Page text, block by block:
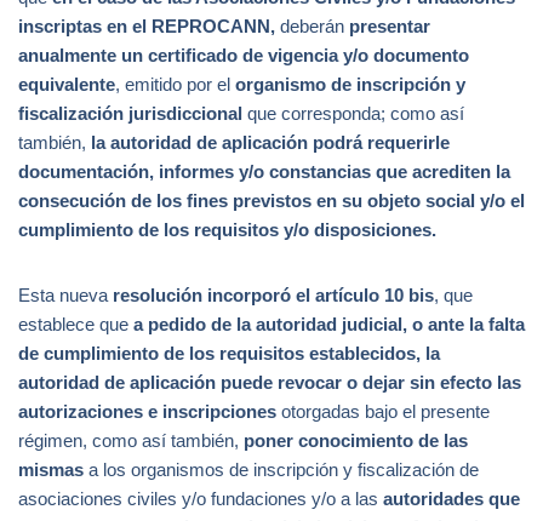
inscriptas en el REPROCANN, deberán presentar
anualmente un certificado de vigencia y/o documento
equivalente, emitido por el organismo de inscripción y
fiscalización jurisdiccional que corresponda; como así
también, la autoridad de aplicación podrá requerirle
documentación, informes y/o constancias que acrediten la
consecución de los fines previstos en su objeto social y/o el
cumplimiento de los requisitos y/o disposiciones.
Esta nueva resolución incorporó el artículo 10 bis, que
establece que a pedido de la autoridad judicial, o ante la falta
de cumplimiento de los requisitos establecidos, la
autoridad de aplicación puede revocar o dejar sin efecto las
autorizaciones e inscripciones otorgadas bajo el presente
régimen, como así también, poner conocimiento de las
mismas a los organismos de inscripción y fiscalización de
asociaciones civiles y/o fundaciones y/o a las autoridades que